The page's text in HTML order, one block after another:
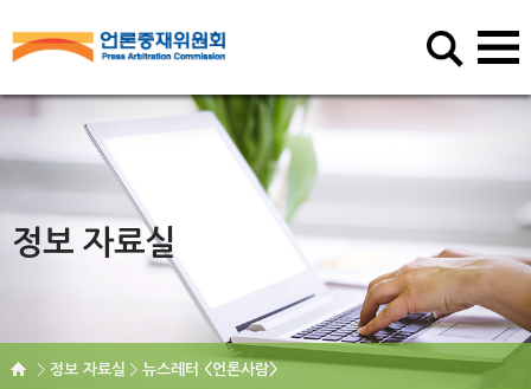
정보 자료실
정보 자료실 뉴스레터 <언론사람>